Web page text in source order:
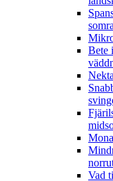
Bete
Vad